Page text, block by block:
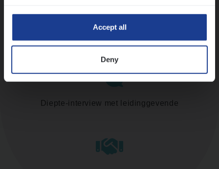
Accept all
Deny
Assessment
Diepte-interview met leidinggevende